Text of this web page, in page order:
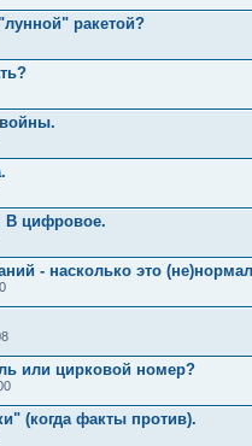
ракетой?
В цифровое.
- насколько это
или цирковой номер?
(когда факты против).